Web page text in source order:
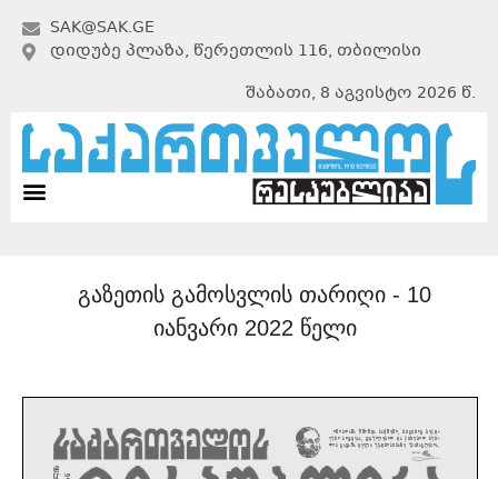
SAK@SAK.GE
ᲓᲘᲓᲣᲑᲔ ᲞᲚᲐᲖᲐ, ᲬᲔᲠᲔᲗᲚᲘᲡ 116, ᲗᲑᲘᲚᲘᲡᲘ
შაბათი, 8 აგვისტო 2026 წ.
გაზეთის გამოსვლის თარიღი - 10
იანვარი 2022 წელი